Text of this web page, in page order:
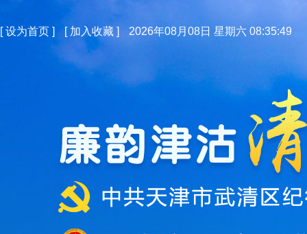
[设为首页 ] [ 加入收藏 ] 2026年08月08日 星期六 08:35:50